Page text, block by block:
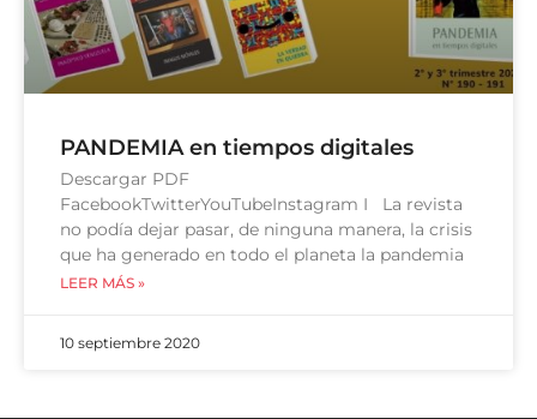
PANDEMIA en tiempos digitales
Descargar PDF
FacebookTwitterYouTubeInstagram I La revista
no podía dejar pasar, de ninguna manera, la crisis
que ha generado en todo el planeta la pandemia
LEER MÁS »
10 septiembre 2020